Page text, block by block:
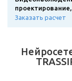
Заказать расчет